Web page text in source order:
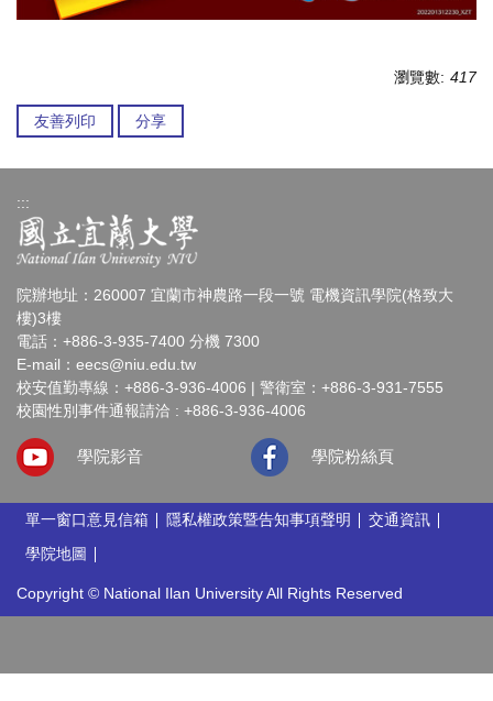
瀏覽數: 417
友善列印 分享
:::
院辦地址：260007 宜蘭市神農路一段一號 電機資訊學院(格致大
樓)3樓
電話：+886-3-935-7400 分機 7300
E-mail： eecs@niu.edu.tw
校安值勤專線：+886-3-936-4006 | 警衛室：+886-3-931-7555
校園性別事件通報請洽 : +886-3-936-4006
學院影音 學院粉絲頁
單一窗口意見信箱 隱私權政策暨告知事項聲明
交通資訊
學院地圖
Copyright © National Ilan University All Rights Reserved